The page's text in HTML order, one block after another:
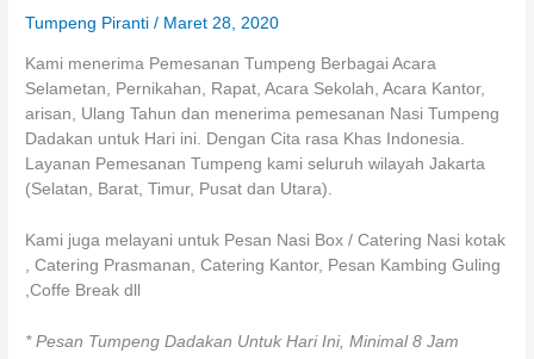
Tumpeng Piranti / Maret 28, 2020
Kami menerima Pemesanan Tumpeng Berbagai Acara
Selametan, Pernikahan, Rapat, Acara Sekolah, Acara Kantor,
arisan, Ulang Tahun dan menerima pemesanan Nasi Tumpeng
Dadakan untuk Hari ini. Dengan Cita rasa Khas Indonesia.
Layanan Pemesanan Tumpeng kami seluruh wilayah Jakarta
(Selatan, Barat, Timur, Pusat dan Utara).
Kami juga melayani untuk Pesan Nasi Box / Catering Nasi kotak
, Catering Prasmanan, Catering Kantor, Pesan Kambing Guling
,Coffe Break dll
* Pesan Tumpeng Dadakan Untuk Hari Ini, Minimal 8 Jam